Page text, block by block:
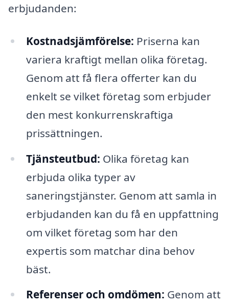
erbjudanden:
Kostnadsjämförelse: Priserna kan
variera kraftigt mellan olika företag.
Genom att få flera offerter kan du
enkelt se vilket företag som erbjuder
den mest konkurrenskraftiga
prissättningen.
Tjänsteutbud: Olika företag kan
erbjuda olika typer av
saneringstjänster. Genom att samla in
erbjudanden kan du få en uppfattning
om vilket företag som har den
expertis som matchar dina behov
bäst.
Referenser och omdömen: Genom att